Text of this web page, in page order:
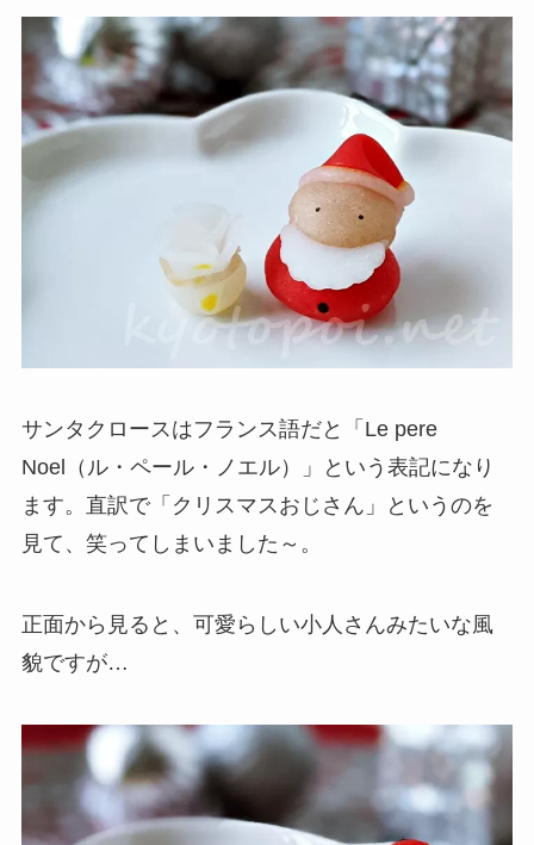
サンタクロースはフランス語だと「Le pere
Noel（ル・ペール・ノエル）」という表記になり
ます。直訳で「クリスマスおじさん」というのを
見て、笑ってしまいました～。
正面から見ると、可愛らしい小人さんみたいな風
貌ですが…